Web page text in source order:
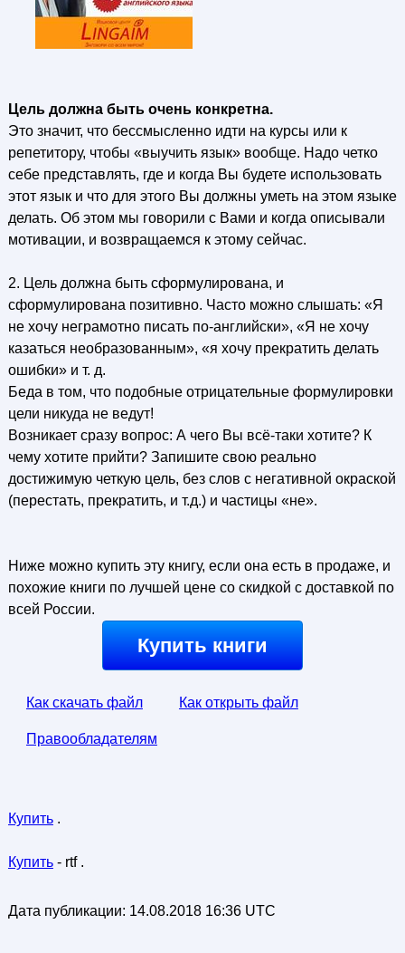
Цель должна быть очень конкретна.
Это значит, что бессмысленно идти на курсы или к
репетитору, чтобы «выучить язык» вообще. Надо четко
себе представлять, где и когда Вы будете использовать
этот язык и что для этого Вы должны уметь на этом языке
делать. Об этом мы говорили с Вами и когда описывали
мотивации, и возвращаемся к этому сейчас.
2. Цель должна быть сформулирована, и
сформулирована позитивно. Часто можно слышать: «Я
не хочу неграмотно писать по-английски», «Я не хочу
казаться необразованным», «я хочу прекратить делать
ошибки» и т. д.
Беда в том, что подобные отрицательные формулировки
цели никуда не ведут!
Возникает сразу вопрос: А чего Вы всё-таки хотите? К
чему хотите прийти? Запишите свою реально
достижимую четкую цель, без слов с негативной окраской
(перестать, прекратить, и т.д.) и частицы «не».
Ниже можно купить эту книгу, если она есть в продаже, и
похожие книги по лучшей цене со скидкой с доставкой по
всей России.
Купить книги
Как скачать файл Как открыть файл
Правообладателям
Купить.
Купить- rtf .
Дата публикации: 14.08.2018 16:36 UTC